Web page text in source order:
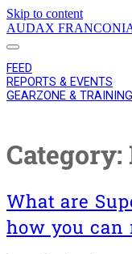
Skip to content
AUDAX
FEED
REPORTS & EVENTS
GEARZONE & TRAINING
Category:
What are
how you can